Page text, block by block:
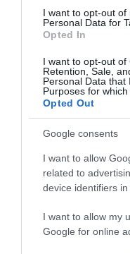
I want to opt-out of
Personal Data for
Opted In
I want to opt-out of
Retention, Sale,
Personal Data that
Purposes for which
Opted Out
Google consents
I want to allow
related to
device identifiers in
I want to allow my
Google for online
Címkék: recept,
HASONLÓ